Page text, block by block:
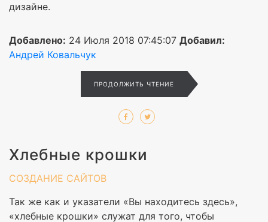
дизайне.
Добавлено: 24 Июля 2018 07:45:07 Добавил:
Андрей Ковальчук
ПРОДОЛЖИТЬ ЧТЕНИЕ
Хлебные крошки
СОЗДАНИЕ САЙТОВ
Так же как и указатели «Вы находитесь здесь»,
«хлебные крошки» служат для того, чтобы